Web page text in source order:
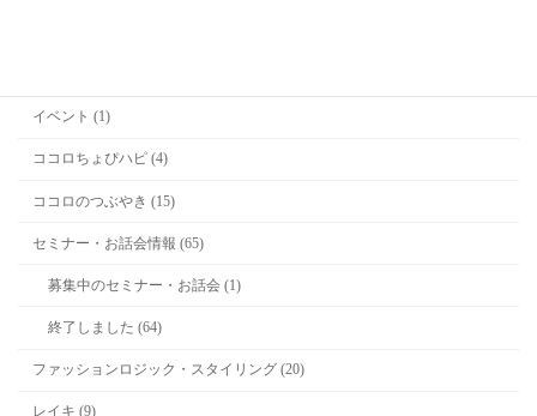
イベント (1)
ココロちょぴハピ (4)
ココロのつぶやき (15)
セミナー・お話会情報 (65)
募集中のセミナー・お話会 (1)
終了しました (64)
ファッションロジック・スタイリング (20)
レイキ (9)